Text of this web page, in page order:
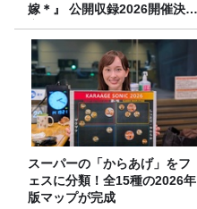
嫁＊』 公開収録2026開催決
定！
スーパーの「からあげ」をフ
ェスに分類！全15種の2026年
版マップが完成